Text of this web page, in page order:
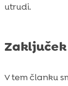
utrudi.
Zaključek
V tem članku